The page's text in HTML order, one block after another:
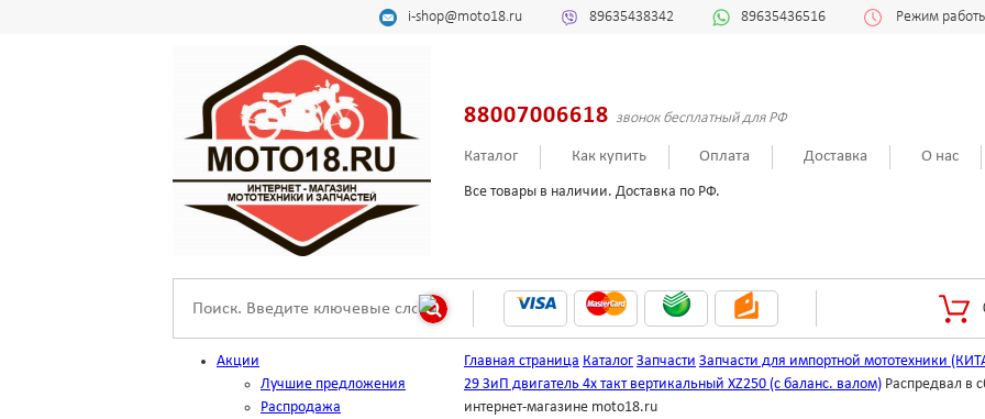
i-shop@moto18.ru 89635438342 89635436516 Режим
88007006618 звонок бесплатный для РФ
Каталог Как купить Оплата Доставка О нас
Все товары в наличии. Доставка по РФ.
Акции
Лучшие предложения
Распродажа
Главная страница Каталог Запчасти Запчасти для импортной мототехники
29 ЗиП двигатель 4х такт вертикальный XZ250 (с баланс. валом) Распредвал в
интернет-магазине moto18.ru